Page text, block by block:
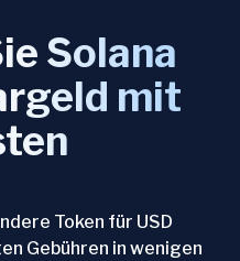
Solana
mit
Token für USD
Gebühren in wenigen